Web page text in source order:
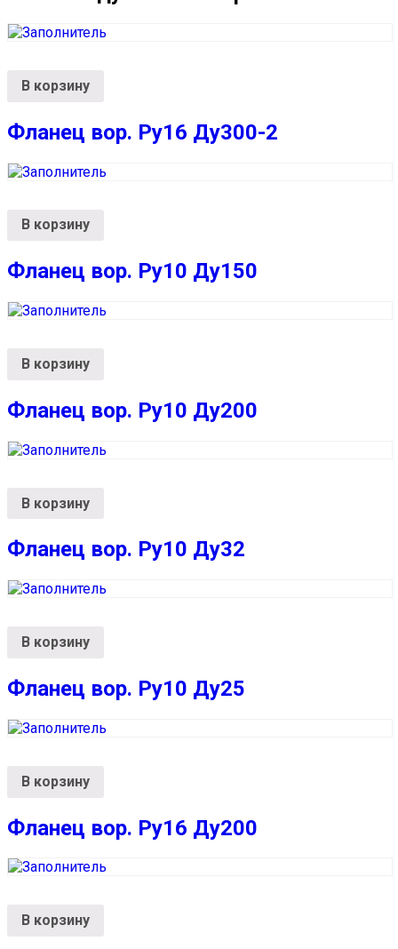
В корзину
Фланец вор. Ру16 Ду300-2
В корзину
Фланец вор. Ру10 Ду150
В корзину
Фланец вор. Ру10 Ду200
В корзину
Фланец вор. Ру10 Ду32
В корзину
Фланец вор. Ру10 Ду25
В корзину
Фланец вор. Ру16 Ду200
В корзину